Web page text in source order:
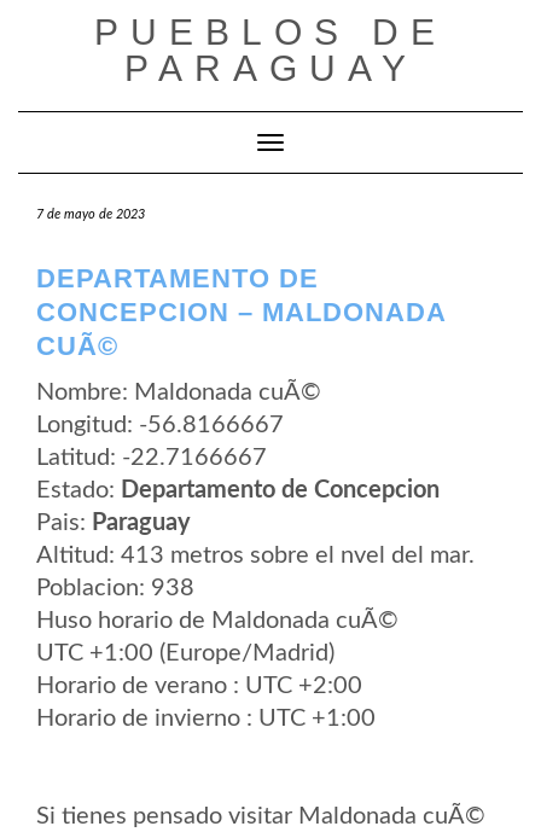
PUEBLOS DE
PARAGUAY
Cambiar modo de navegación
7 de mayo de 2023
DEPARTAMENTO DE
CONCEPCION – MALDONADA
CUÃ©
Nombre: Maldonada cuÃ©
Longitud: -56.8166667
Latitud: -22.7166667
Estado: Departamento de Concepcion
Pais: Paraguay
Altitud: 413 metros sobre el nvel del mar.
Poblacion: 938
Huso horario de Maldonada cuÃ©
UTC +1:00 (Europe/Madrid)
Horario de verano : UTC +2:00
Horario de invierno : UTC +1:00
Si tienes pensado visitar Maldonada cuÃ©